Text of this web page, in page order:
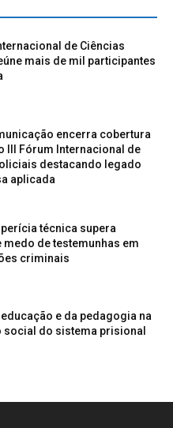
de Ciências
mais de mil participantes
encerra cobertura
III Fórum Internacional de
destacando legado
aplicada
técnica supera
medo de testemunhas em
criminais
educação e da pedagogia na
social do sistema prisional